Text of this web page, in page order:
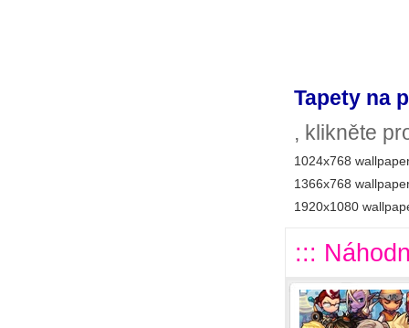
Tapety na
, klikněte
1024x768
1366x768
1920x1080
:::